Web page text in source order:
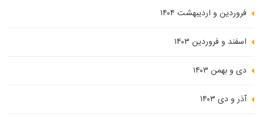
فروردین و اردیبهشت ۱۴۰۴
اسفند و فروردین ۱۴۰۳
دی و بهمن ۱۴۰۳
آذر و دی ۱۴۰۳